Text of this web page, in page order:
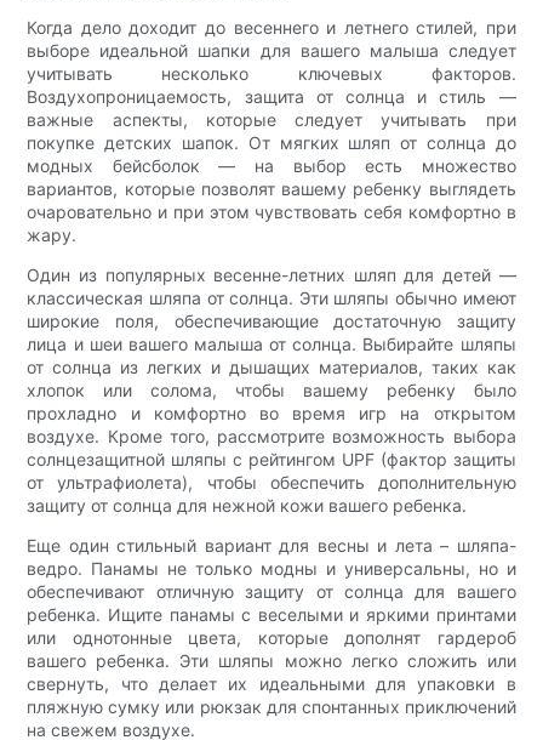
Когда дело доходит до весеннего и летнего стилей, при
выборе идеальной шапки для вашего малыша следует
учитывать несколько ключевых факторов.
Воздухопроницаемость, защита от солнца и стиль —
важные аспекты, которые следует учитывать при
покупке детских шапок. От мягких шляп от солнца до
модных бейсболок — на выбор есть множество
вариантов, которые позволят вашему ребенку выглядеть
очаровательно и при этом чувствовать себя комфортно в
жару.
Один из популярных весенне-летних шляп для детей —
классическая шляпа от солнца. Эти шляпы обычно имеют
широкие поля, обеспечивающие достаточную защиту
лица и шеи вашего малыша от солнца. Выбирайте шляпы
от солнца из легких и дышащих материалов, таких как
хлопок или солома, чтобы вашему ребенку было
прохладно и комфортно во время игр на открытом
воздухе. Кроме того, рассмотрите возможность выбора
солнцезащитной шляпы с рейтингом UPF (фактор защиты
от ультрафиолета), чтобы обеспечить дополнительную
защиту от солнца для нежной кожи вашего ребенка.
Еще один стильный вариант для весны и лета – шляпа-
ведро. Панамы не только модны и универсальны, но и
обеспечивают отличную защиту от солнца для вашего
ребенка. Ищите панамы с веселыми и яркими принтами
или однотонные цвета, которые дополнят гардероб
вашего ребенка. Эти шляпы можно легко сложить или
свернуть, что делает их идеальными для упаковки в
пляжную сумку или рюкзак для спонтанных приключений
на свежем воздухе.